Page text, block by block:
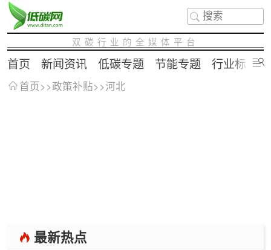
双碳行业的全媒体平台
首页 新闻资讯 低碳专题 节能专题 行业标准
首页>>政策补贴>>河北
最新热点